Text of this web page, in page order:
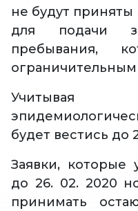
не будут
для подачи
пребывания,
Учитывая
будет вестись до
Заявки, которые
до 26. 02. 2020
принимать